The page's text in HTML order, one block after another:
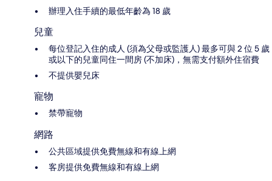
辦理入住手續的最低年齡為 18 歲
兒童
每位登記入住的成人 (須為父母或監護人) 最多可與 2 位 5 歲
或以下的兒童同住一間房 (不加床)，無需支付額外住宿費
不提供嬰兒床
寵物
禁帶寵物
網路
公共區域提供免費無線和有線上網
客房提供免費無線和有線上網